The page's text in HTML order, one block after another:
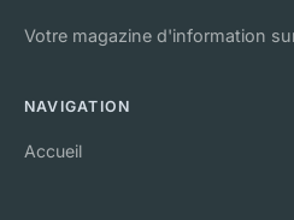
Votre magazine d'information
NAVIGATION
Accueil